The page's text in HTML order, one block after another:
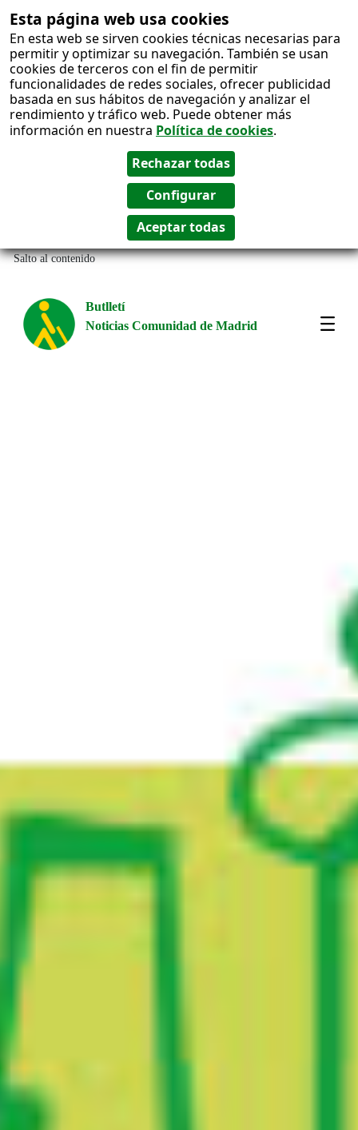
Esta página web usa cookies
En esta web se sirven cookies técnicas necesarias para
permitir y optimizar su navegación. También se usan
cookies de terceros con el fin de permitir
funcionalidades de redes sociales, ofrecer publicidad
basada en sus hábitos de navegación y analizar el
rendimiento y tráfico web. Puede obtener más
información en nuestra Política de cookies.
Salto al contenido
Butlletí
Noticias Comunidad de Madrid